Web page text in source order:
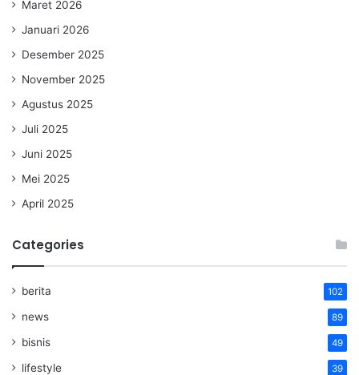
Maret 2026
Januari 2026
Desember 2025
November 2025
Agustus 2025
Juli 2025
Juni 2025
Mei 2025
April 2025
Categories
berita 102
news 89
bisnis 49
lifestyle 39